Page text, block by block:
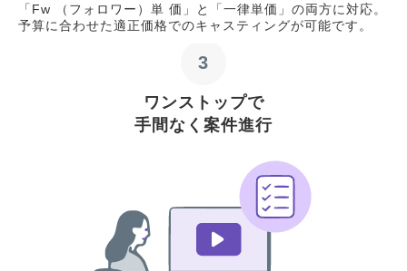
「Fw （フォロワー）単 価」と「一律単価」の両方に対応。
予算に合わせた適正価格でのキャスティングが可能です。
3
ワンストップで
手間なく案件進行